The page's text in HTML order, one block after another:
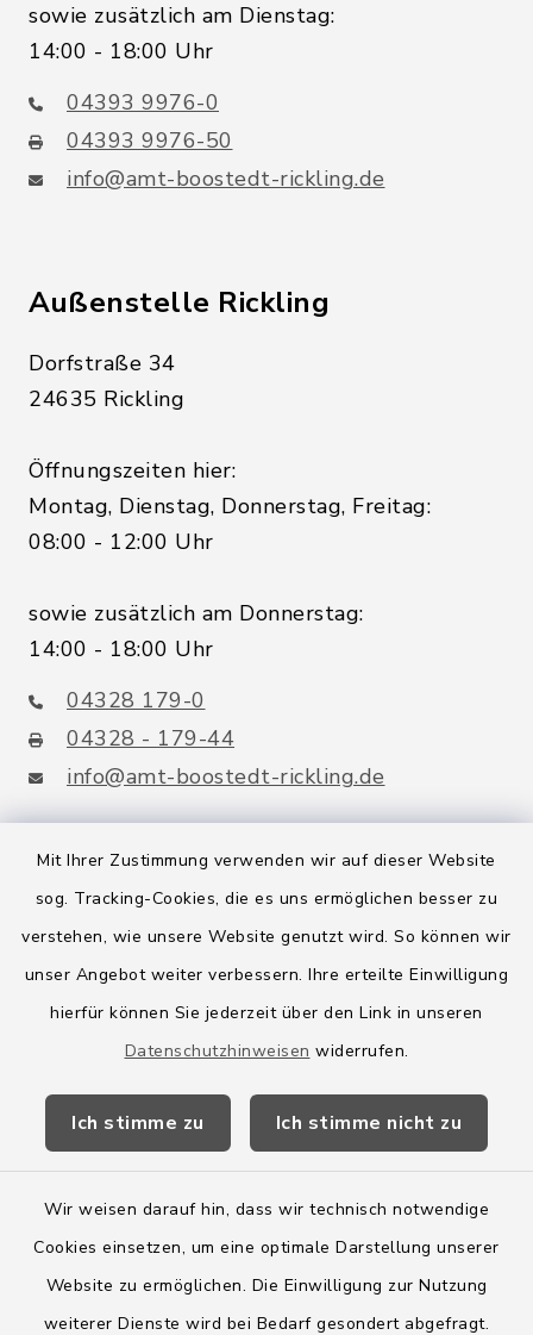
Mit Ihrer Zustimmung verwenden wir auf dieser Website
sog. Tracking-Cookies, die es uns ermöglichen besser zu
verstehen, wie unsere Website genutzt wird. So können wir
unser Angebot weiter verbessern. Ihre erteilte Einwilligung
hierfür können Sie jederzeit über den Link in unseren
Datenschutzhinweisen widerrufen.
Ich stimme zu Ich stimme nicht zu
Wir weisen darauf hin, dass wir technisch notwendige
Cookies einsetzen, um eine optimale Darstellung unserer
Website zu ermöglichen. Die Einwilligung zur Nutzung
weiterer Dienste wird bei Bedarf gesondert abgefragt.
sowie zusätzlich am Dienstag:
14:00 - 18:00 Uhr
04393 9976-0
04393 9976-50
info@amt-boostedt-rickling.de
Außenstelle Rickling
Dorfstraße 34
24635 Rickling
Öffnungszeiten hier:
Montag, Dienstag, Donnerstag, Freitag:
08:00 - 12:00 Uhr
sowie zusätzlich am Donnerstag:
14:00 - 18:00 Uhr
04328 179-0
04328 - 179-44
info@amt-boostedt-rickling.de
Quicklinks
Amtsbroschüre
Kreis Segeberg
Wege-Zweckverband
Kontakt